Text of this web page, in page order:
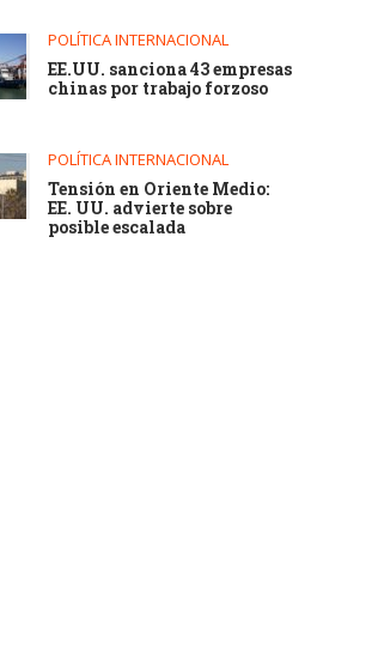
POLÍTICA INTERNACIONAL
EE.UU. sanciona 43 empresas
chinas por trabajo forzoso
POLÍTICA INTERNACIONAL
Tensión en Oriente Medio:
EE. UU. advierte sobre
posible escalada